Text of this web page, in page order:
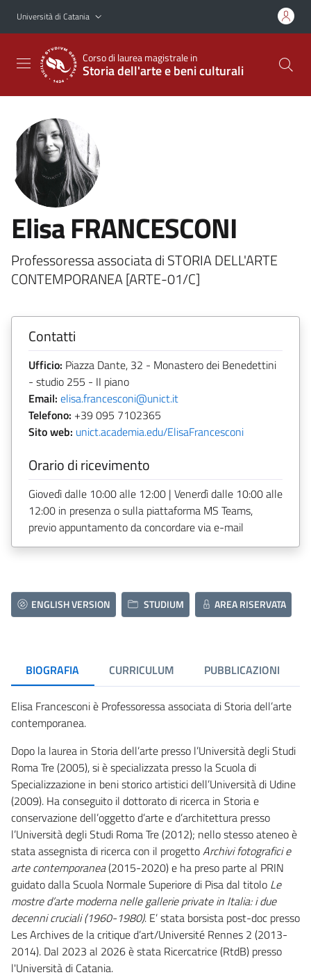
Vai al contenuto principale
Vai al menu di navigazione
Università di Catania
Corso di laurea magistrale in
Storia dell'arte e beni culturali
Elisa FRANCESCONI
Professoressa associata di STORIA DELL'ARTE
CONTEMPORANEA [ARTE-01/C]
Contatti
Ufficio: Piazza Dante, 32 - Monastero dei Benedettini
- studio 255 - II piano
Email: elisa.francesconi@unict.it
Telefono: +39 095 7102365
Sito web: unict.academia.edu/ElisaFrancesconi
Orario di ricevimento
Giovedì dalle 10:00 alle 12:00 | Venerdì dalle 10:00 alle
12:00 in presenza o sulla piattaforma MS Teams,
previo appuntamento da concordare via e-mail
ENGLISH VERSION STUDIUM AREA RISERVATA
BIOGRAFIA CURRICULUM PUBBLICAZIONI
Elisa Francesconi è Professoressa associata di Storia dell’arte
contemporanea.
Dopo la laurea in Storia dell’arte presso l’Università degli Studi
Roma Tre (2005), si è specializzata presso la Scuola di
Specializzazione in beni storico artistici dell’Università di Udine
(2009). Ha conseguito il dottorato di ricerca in Storia e
conservazione dell’oggetto d’arte e d’architettura presso
l’Università degli Studi Roma Tre (2012); nello stesso ateneo è
stata assegnista di ricerca con il progettoArchivi fotografici e
arte contemporanea(2015-2020) e ha preso parte al PRIN
guidato dalla Scuola Normale Superiore di Pisa dal titolo Le
mostre d’arte moderna nelle gallerie private in Italia: i due
decenni cruciali (1960-1980). E’ stata borsista post-doc presso
Les Archives de la critique d’art/Université Rennes 2 (2013-
2014). Dal 2023 al 2026 è stata Ricercatrice (RtdB) presso
l'Università di Catania.